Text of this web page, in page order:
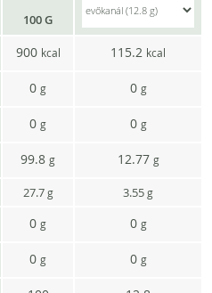
100 G
900 kcal 115.2 kcal
0 g 0 g
0 g 0 g
99.8 g 12.77 g
27.7g 3.55g
0 g 0 g
0 g 0 g